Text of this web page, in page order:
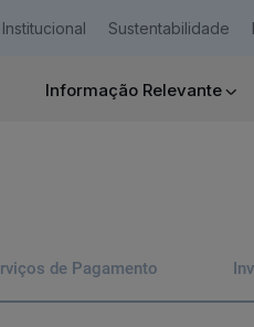
Institucional Sustentabilidade
Ajuda
Informação Relevante
de Pagamento